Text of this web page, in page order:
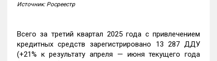
Источник: Росреестр
Всего за третий квартал 2025 года с привлечением
кредитных средств зарегистрировано 13 287 ДДУ
(+21% к результату апреля — июня текущего года